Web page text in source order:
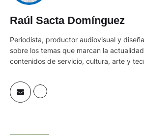
Raúl Sacta Domínguez
Periodista, productor audiovisual y
sobre los temas que marcan la
contenidos de servicio, cultura, arte y